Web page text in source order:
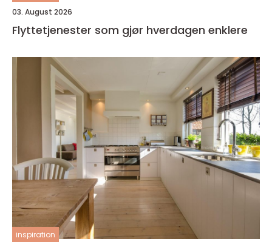
03. August 2026
Flyttetjenester som gjør hverdagen enklere
inspiration